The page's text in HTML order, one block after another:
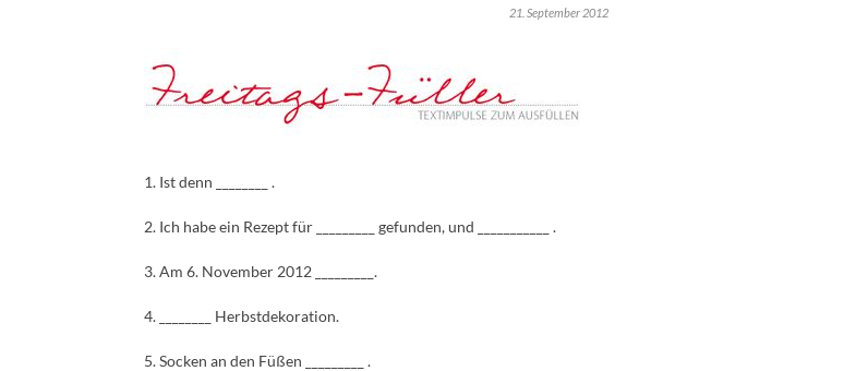
21. September 2012
1. Ist denn ________ .
2. Ich habe ein Rezept für _________ gefunden, und ___________ .
3. Am 6. November 2012 _________.
4. ________ Herbstdekoration.
5. Socken an den Füßen _________ .